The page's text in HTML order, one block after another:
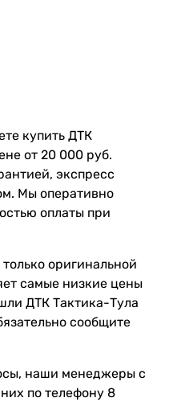
купить ДТК
от 20 000 руб.
экспресс
Мы оперативно
оплаты при
оригинальной
самые низкие цены
ДТК Тактика-Тула
сообщите
наши менеджеры с
по телефону 8